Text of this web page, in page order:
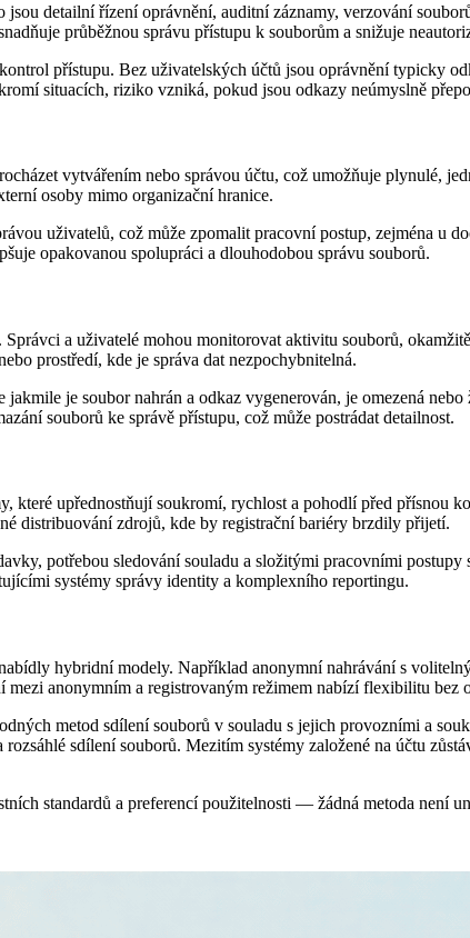
detailní řízení oprávnění, auditní záznamy, verzování
průběžnou správu přístupu k souborům a snižuje
přístupu. Bez uživatelských účtů jsou oprávnění typicky
situacích, riziko vzniká, pokud jsou odkazy neúmyslně
vytvářením nebo správou účtu, což umožňuje plynulé,
osoby mimo organizační hranice.
uživatelů, což může zpomalit pracovní postup, zejména u
opakovanou spolupráci a dlouhodobou správu souborů.
a uživatelé mohou monitorovat aktivitu souborů,
prostředí, kde je správa dat nezpochybnitelná.
je soubor nahrán a odkaz vygenerován, je omezená
souborů ke správě přístupu, což může postrádat detailnost.
upřednostňují soukromí, rychlost a pohodlí před přísnou
distribuování zdrojů, kde by registrační bariéry brzdily přijetí.
potřebou sledování souladu a složitými pracovními
systémy správy identity a komplexního reportingu.
hybridní modely. Například anonymní nahrávání s
anonymním a registrovaným režimem nabízí flexibilitu bez
metod sdílení souborů v souladu s jejich provozními a
sdílení souborů. Mezitím systémy založené na účtu
standardů a preferencí použitelnosti — žádná metoda není